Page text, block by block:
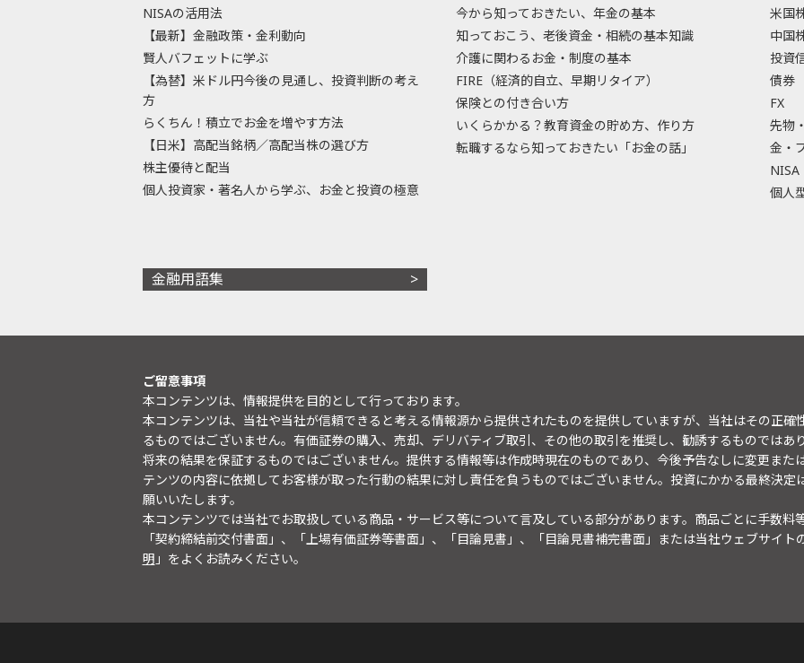
NISAの活用法
【最新】金融政策・金利動向
賢人バフェットに学ぶ
【為替】米ドル円今後の見通し、投資判断の考え
方
らくちん！積立でお金を増やす方法
【日米】高配当銘柄／高配当株の選び方
株主優待と配当
個人投資家・著名人から学ぶ、お金と投資の極意
今から知っておきたい、年金の基本
知っておこう、老後資金・相続の基本知識
介護に関わるお金・制度の基本
FIRE（経済的自立、早期リタイア）
保険との付き合い方
いくらかかる？教育資金の貯め方、作り方
転職するなら知っておきたい「お金の話」
米国
中国
投資
債券
FX
先物
金・
NISA
個人
金融用語集
ご留意事項
本コンテンツは、情報提供を目的として行っております。
本コンテンツは、当社や当社が信頼できると考える情報源から提供されたものを提供していますが、当社はその正
るものではございません。有価証券の購入、売却、デリバティブ取引、その他の取引を推奨し、勧誘するものではあ
将来の結果を保証するものではございません。提供する情報等は作成時現在のものであり、今後予告なしに変更また
テンツの内容に依拠してお客様が取った行動の結果に対し責任を負うものではございません。投資にかかる最終決
願いいたします。
本コンテンツでは当社でお取扱している商品・サービス等について言及している部分があります。商品ごとに手数料
「契約締結前交付書面」、「上場有価証券等書面」、「目論見書」、「目論見書補完書面」または当社ウェブサイト
明 」をよくお読みください。